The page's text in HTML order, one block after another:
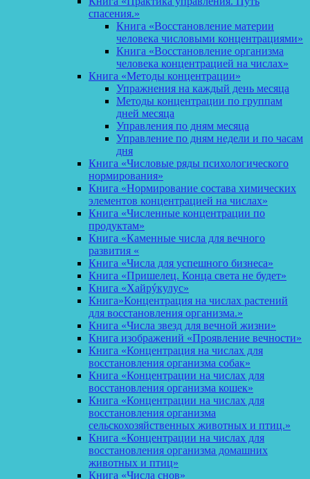
спасения.»
Книга «Восстановление материи
человека числовыми концентрациями»
Книга «Восстановление организма
человека концентрацией на числах»
Книга «Методы концентрации»
Упражнения на каждый день месяца
Методы концентрации по группам
дней месяца
Управления по дням месяца
Управление по дням недели и по часам
дня
Книга «Числовые ряды психологического
нормирования»
Книга «Нормирование состава химических
элементов концентрацией на числах»
Книга «Численные концентрации по
продуктам»
Книга «Каменные числа для вечного
развития «
Книга «Числа для успешного бизнеса»
Книга «Пришелец. Конца света не будет»
Книга «Хайрýкулус»
Книга»Концентрация на числах растений
для восстановления организма.»
Книга «Числа звезд для вечной жизни»
Книга изображений «Проявление вечности»
Книга «Концентрация на числах для
восстановления организма собак»
Книга «Концентрации на числах для
восстановления организма кошек»
Книга «Концентрации на числах для
восстановления организма
сельскохозяйственных животных и птиц.»
Книга «Концентрации на числах для
восстановления организма домашних
животных и птиц»
Книга «Числа снов»